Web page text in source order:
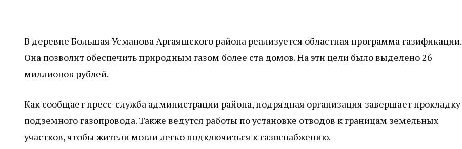
В деревне Большая Усманова Аргаяшского района реализуется областная программа газификации.
Она позволит обеспечить природным газом более ста домов. На эти цели было выделено 26
миллионов рублей.
Как сообщает пресс-служба администрации района, подрядная организация завершает прокладку
подземного газопровода. Также ведутся работы по установке отводов к границам земельных
участков, чтобы жители могли легко подключиться к газоснабжению.